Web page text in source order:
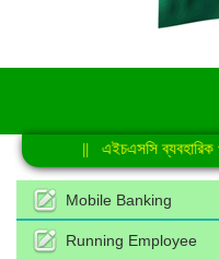
এইচএসসি ব্যবহারিক পরীক্ষা-2026
Mobile Banking
Running Employee